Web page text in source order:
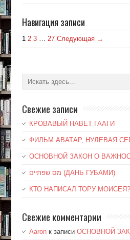
Навигация записи
1 2 3 … 27 Следующая →
Свежие записи
КРОВАВЫЙ НАВЕТ ГААГИ
ФИЛЬМ АВАТАР, НУЛЕВАЯ
ОСНОВНОЙ ЗАКОН О
מס שפתיים (ДАНЬ ГУБАМИ)
КТО НАПИСАЛ ТОРУ МОИСЕЯ?
Свежие комментарии
Aaronк записи ОСНОВНОЙ